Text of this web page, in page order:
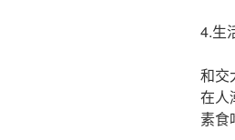
4.生
和交
在人
素食